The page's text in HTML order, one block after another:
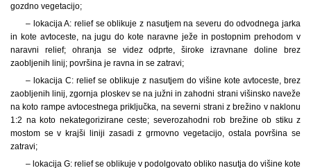
gozdno vegetacijo;
– lokacija A: relief se oblikuje z nasutjem na severu do odvodnega jarka
in kote avtoceste, na jugu do kote naravne ježe in postopnim prehodom v
naravni relief; ohranja se videz odprte, široke izravnane doline brez
zaobljenih linij; površina je ravna in se zatravi;
– lokacija C: relief se oblikuje z nasutjem do višine kote avtoceste, brez
zaobljenih linij, zgornja ploskev se na južni in zahodni strani višinsko naveže
na koto rampe avtocestnega priključka, na severni strani z brežino v naklonu
1:2 na koto nekategorizirane ceste; severozahodni rob brežine ob stiku z
mostom se v krajši liniji zasadi z grmovno vegetacijo, ostala površina se
zatravi;
– lokacija G: relief se oblikuje v podolgovato obliko nasutja do višine kote